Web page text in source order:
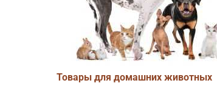
Товары для домашних животных